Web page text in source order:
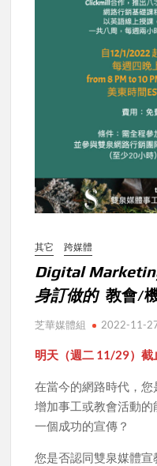
其它 跨媒體
Digital
身訂做的教會/
芝華媒體組 2022-11-
明天（週二 11/29）截
在當今的網路時代，
增加事工或教會活動
一個成功的宣傳？
您是否認同雙泉媒體